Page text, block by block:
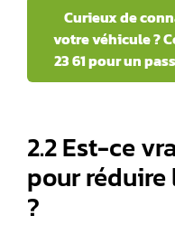
Curieux de
votre véhicule ?
23 61 pour un
2.2 Est-ce
pour
?